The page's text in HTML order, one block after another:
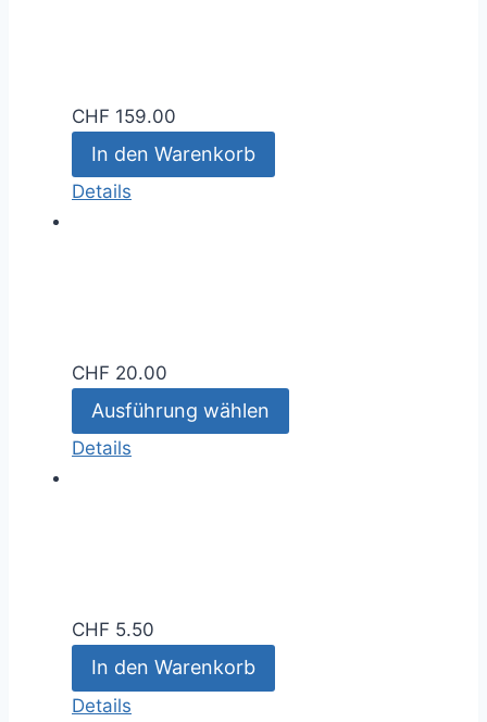
CHF 159.00
In den Warenkorb
Details
CHF 20.00
Ausführung wählen
Details
CHF 5.50
In den Warenkorb
Details